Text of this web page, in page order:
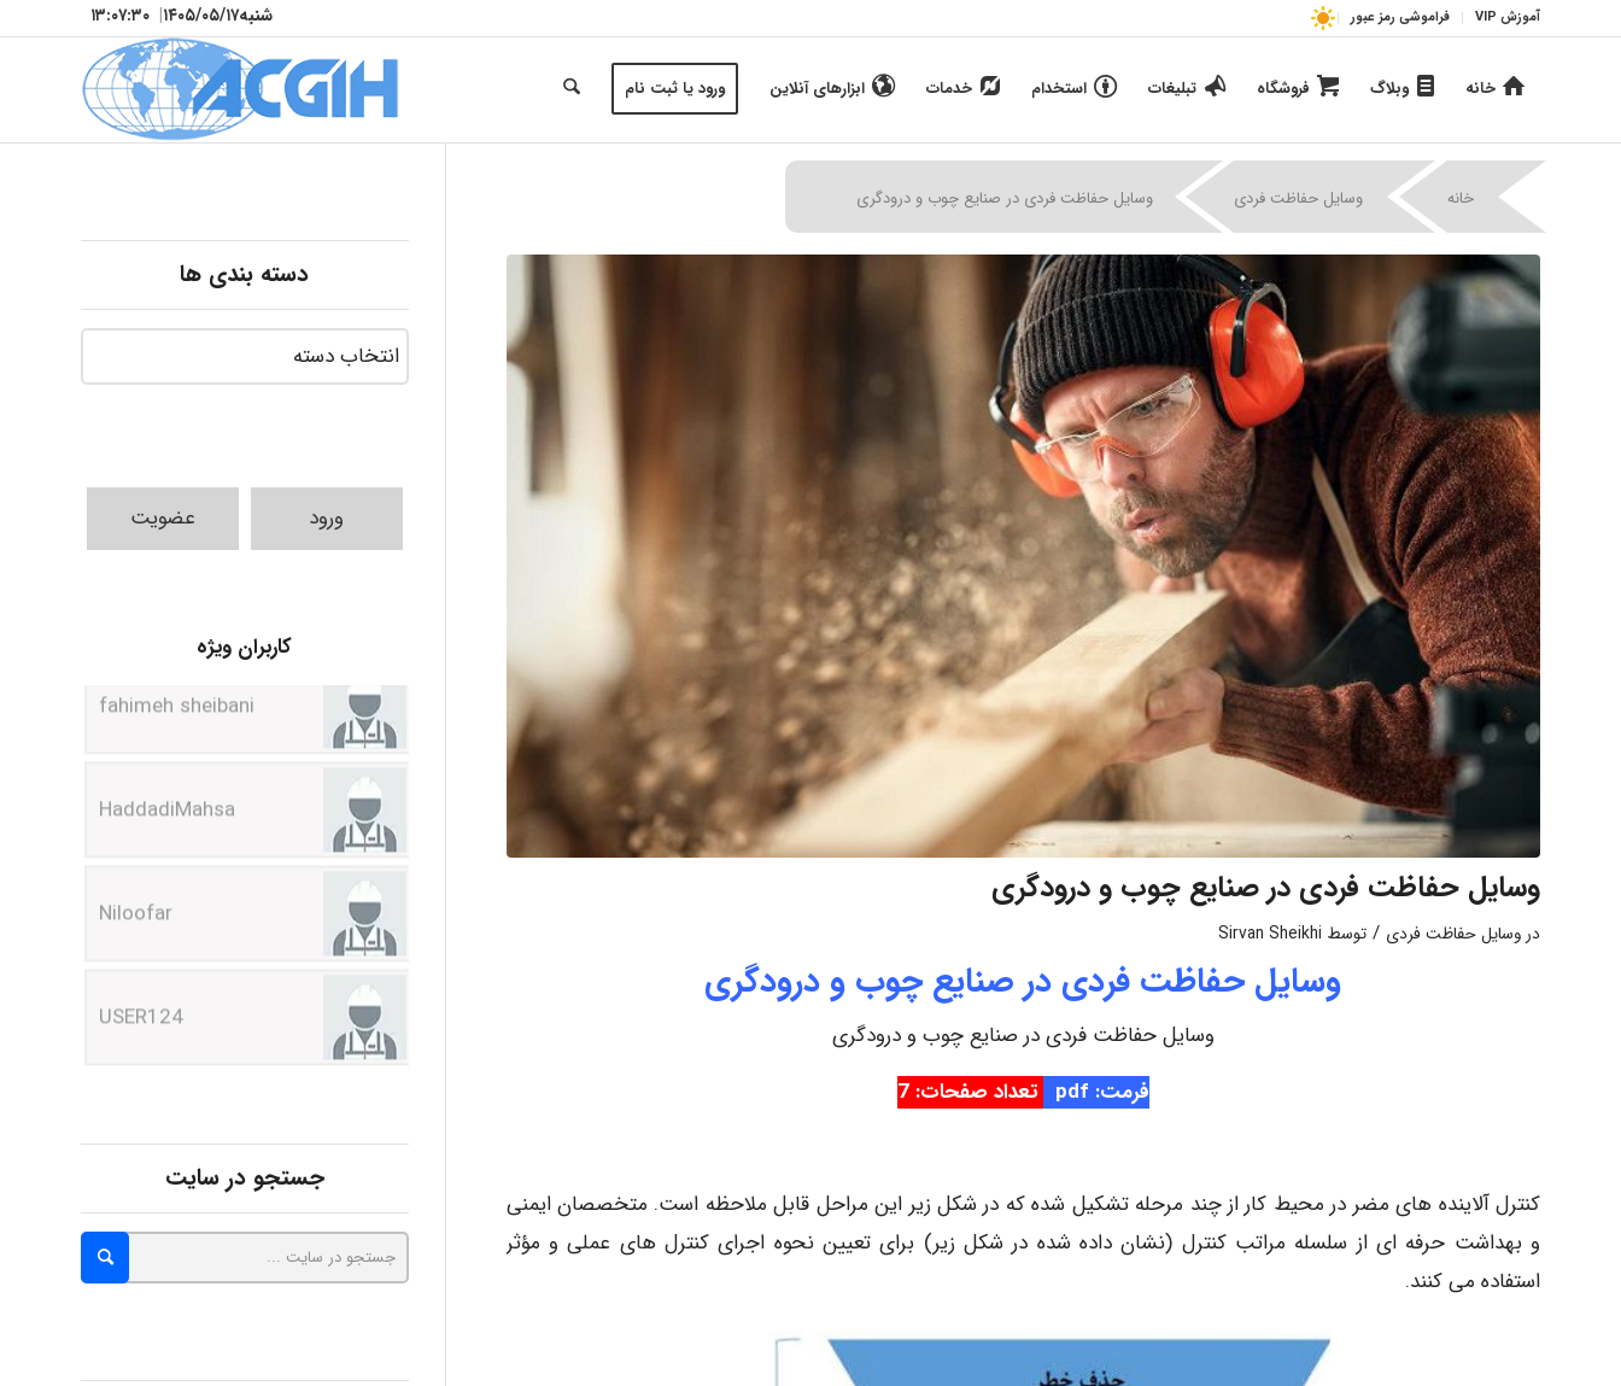
آموزش VIP فراموشی رمز عبور شنبه۱۴۰۵/۰۵/۱۷| ۱۳:۰۷:۳۱
خانه وبلاگ فروشگاه تبلیغات استخدام خدمات ابزارهای آنلاین ورود یا ثبت نام
خانه وسایل حفاظت فردی | وسایل حفاظت فردی در صنایع چوب و درودگری
وسایل حفاظت فردی در صنایع چوب و درودگری
در وسایل حفاظت فردی / توسط Sirvan Sheikhi
وسایل حفاظت فردی در صنایع چوب و درودگری
وسایل حفاظت فردی در صنایع چوب و درودگری
فرمت: pdf
تعداد صفحات: 7
کنترل آلاینده های مضر در محیط کار از چند مرحله تشکیل شده که در شکل زیر این مراحل قابل ملاحظه است. متخصصان ایمنی
و بهداشت حرفه ای از سلسله مراتب کنترل (نشان داده شده در شکل زیر) برای تعیین نحوه اجرای کنترل های عملی و مؤثر
استفاده می کنند.
دسته بندی ها
ورود عضویت
کاربران ویژه
HaddadiMahsa
Niloofar
USER124
malekf
abolfazlkoshehe
جستجو در سایت